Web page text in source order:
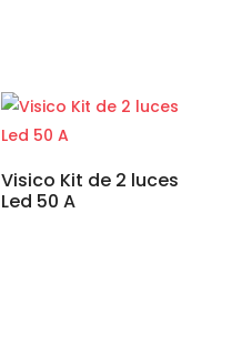
Visico Kit de 2 luces
Led 50 A